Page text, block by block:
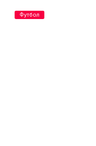
Футбол